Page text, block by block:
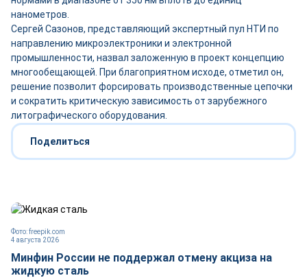
нанометров.
Сергей Сазонов, представляющий экспертный пул НТИ по
направлению микроэлектроники и электронной
промышленности, назвал заложенную в проект концепцию
многообещающей. При благоприятном исходе, отметил он,
решение позволит форсировать производственные цепочки
и сократить критическую зависимость от зарубежного
литографического оборудования.
Поделиться
4 августа 2026
Фото: freepik.com
Минфин России не поддержал отмену акциза на
жидкую сталь